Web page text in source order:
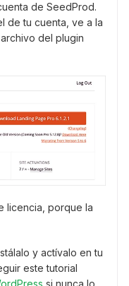
de SeedProd.
de tu cuenta, ve a la
del plugin
licencia, porque la
y actívalo en tu
este tutorial
si nunca lo